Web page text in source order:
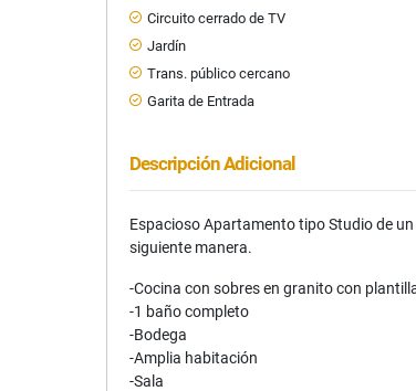
Circuito cerrado de TV
Jardín
Trans. público cercano
Garita de Entrada
Descripción Adicional
Espacioso Apartamento tipo Studio de
siguiente manera.
-Cocina con sobres en granito con
-1 baño completo
-Bodega
-Amplia habitación
-Sala